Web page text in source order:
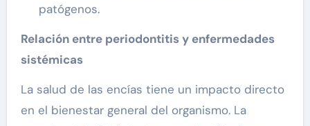
patógenos.
Relación entre periodontitis y enfermedades
sistémicas
La salud de las encías tiene un impacto directo
en el bienestar general del organismo. La